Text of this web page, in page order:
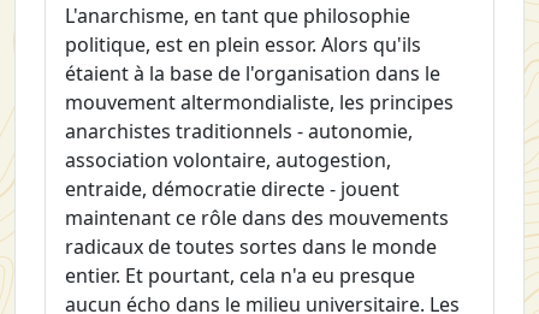
L'anarchisme, en tant que philosophie
politique, est en plein essor. Alors qu'ils
étaient à la base de l'organisation dans le
mouvement altermondialiste, les principes
anarchistes traditionnels - autonomie,
association volontaire, autogestion,
entraide, démocratie directe - jouent
maintenant ce rôle dans des mouvements
radicaux de toutes sortes dans le monde
entier. Et pourtant, cela n'a eu presque
aucun écho dans le milieu universitaire. Les